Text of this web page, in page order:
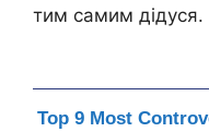
тим самим дідуся.